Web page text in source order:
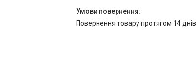
повернення товару протягом 14 днів